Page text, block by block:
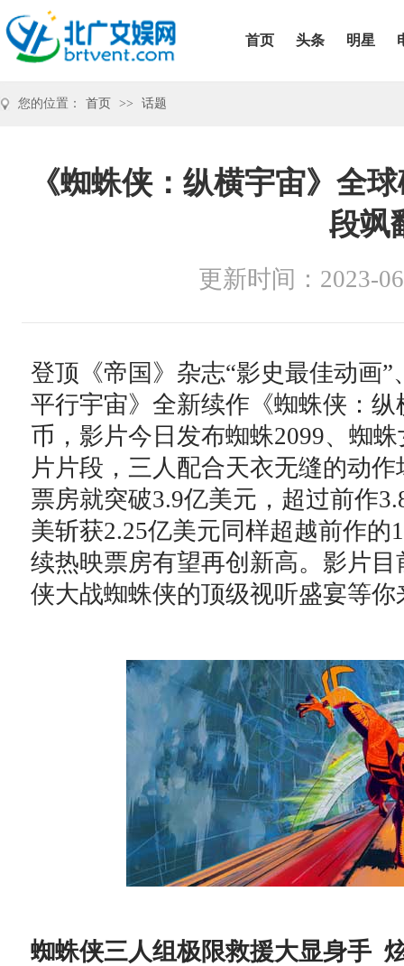
首页 头条 明星
您的位置： 首页 >> 话题
《蜘蛛侠：纵横宇宙》全
段飒
更新时间：2023-
登顶《帝国》杂志“影史最佳动画
平行宇宙》全新续作《蜘蛛侠：
币，影片今日发布蜘蛛2099、蜘
片片段，三人配合天衣无缝的动
票房就突破3.9亿美元，超过前作
美斩获2.25亿美元同样超越前作
续热映票房有望再创新高。影片
侠大战蜘蛛侠的顶级视听盛宴等你
蜘蛛侠三人组极限救援大显身手